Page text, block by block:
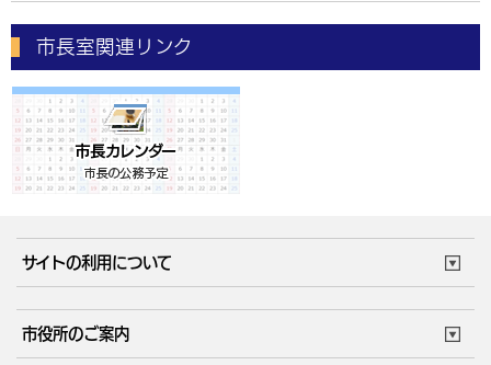
市長室関連リンク
サイトの利用について
市役所のご案内